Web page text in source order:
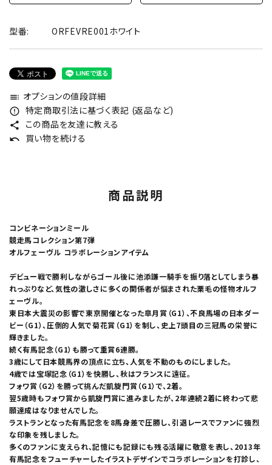
型番: ORFEVRE001ホワイト
toc オプションの値段詳細
error_outline 特定商取引法に基づく表記 (返品など)
share この商品を友達に教える
undo 買い物を続ける
商品説明
コンビネーションミール
競走馬コレクション第7弾
オルフェーヴル コラボレーションアイテム
デビュー戦で勝利しながらゴール後に池添謙一騎手を振り落としてしまう暴
れっぷりなど、気性の激しさに多くの関係者が悩まされた栗毛の怪物オルフ
ェーヴル。
東日本大震災の影響で東京開催となった皐月賞（G1）、不良馬場の日本ダー
ビー（G1）、圧倒的人気で菊花賞（G1）を制し、史上7頭目の三冠馬の栄誉に
輝きました。
続く有馬記念（G1）も勝って重賞6連勝。
3歳にして日本競馬界の頂点に立ち、人気を不動のものにしました。
4歳では宝塚記念（G1）を快勝し、秋はフランスに遠征。
フォワ賞（G2）を勝って挑んだ凱旋門賞（G1）で、2着。
翌5歳時もフォワ賞から凱旋門賞に進みましたが、2年連続2着に終わって悲
願達成はなりませんでした。
ラストランとなった有馬記念を8馬身差で圧勝し、引退レースでファンに強烈
な印象を残しました。
多くのファンに支えられ、記憶にも記録にも残る活躍に敬意を表し、2013年
有馬記念をフューチャーしたイラストデザインでコラボレーションを打診し、